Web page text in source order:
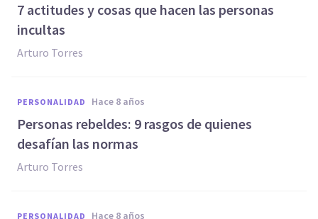
7 actitudes y cosas que hacen las personas
incultas
Arturo Torres
PERSONALIDAD hace 8 años
Personas rebeldes: 9 rasgos de quienes
desafían las normas
Arturo Torres
PERSONALIDAD hace 8 años